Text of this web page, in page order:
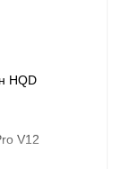
HQD
V12